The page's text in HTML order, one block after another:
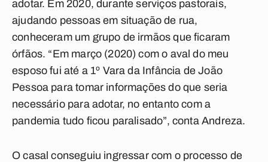
adotar. Em 2020, durante serviços pastorais,
ajudando pessoas em situação de rua,
conheceram um grupo de irmãos que ficaram
órfãos. “Em março (2020) com o aval do meu
esposo fui até a 1º Vara da Infância de João
Pessoa para tomar informações do que seria
necessário para adotar, no entanto com a
pandemia tudo ficou paralisado”, conta Andreza.
O casal conseguiu ingressar com o processo de